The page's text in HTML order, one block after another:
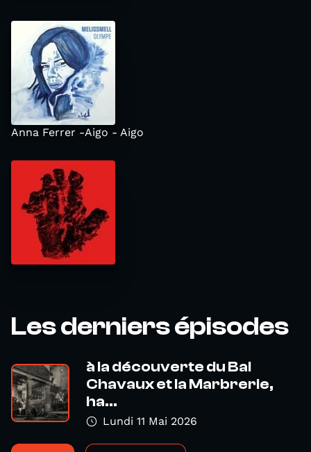
Anna Ferrer -Aigo - Aigo
Les derniers épisodes
à la découverte du Bal
Chavaux et la Marbrerie,
ha...
Lundi 11 Mai 2026